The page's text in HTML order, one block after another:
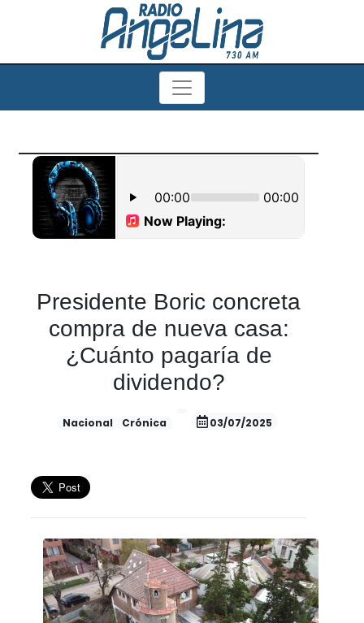
Presidente Boric concreta
compra de nueva casa:
¿Cuánto pagaría de
dividendo?
Nacional Crónica 03/07/2025